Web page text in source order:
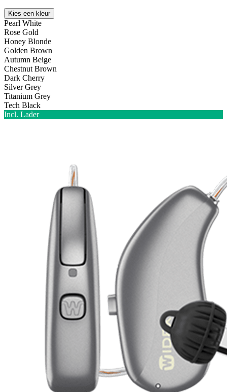
Kies een kleur
Pearl White
Rose Gold
Honey Blonde
Golden Brown
Autumn Beige
Chestnut Brown
Dark Cherry
Silver Grey
Titanium Grey
Tech Black
Incl. Lader